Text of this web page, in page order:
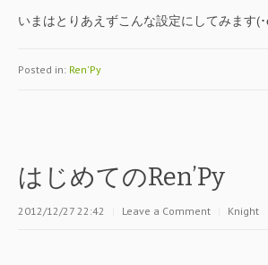
いまはとりあえずこんな設定にしてみます(
Posted in: Ren'Py
はじめてのRen’Py
2012/12/27 22:42 Leave a Comment Knight